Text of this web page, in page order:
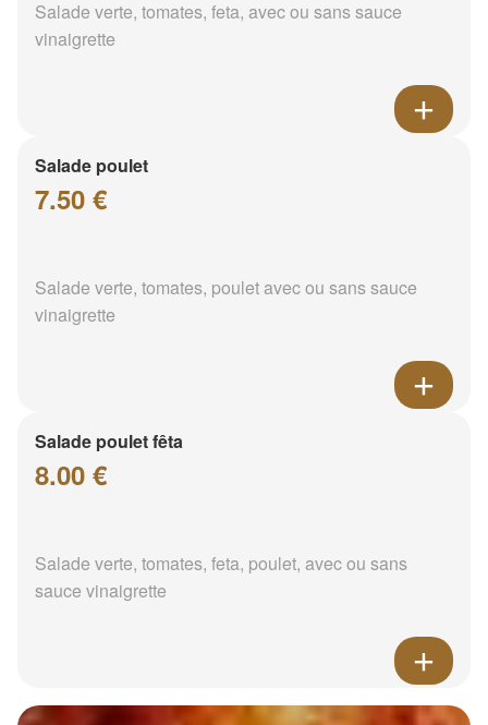
Salade verte, tomates, feta, avec ou sans sauce
vinaigrette
Salade poulet
7.50 €
Salade verte, tomates, poulet avec ou sans sauce
vinaigrette
Salade poulet fêta
8.00 €
Salade verte, tomates, feta, poulet, avec ou sans
sauce vinaigrette